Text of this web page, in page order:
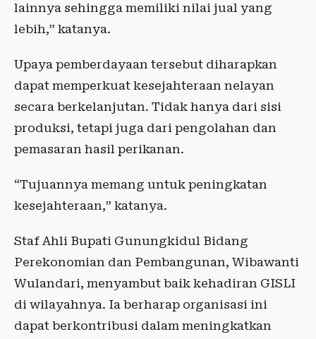
lainnya sehingga memiliki nilai jual yang
lebih,” katanya.
Upaya pemberdayaan tersebut diharapkan
dapat memperkuat kesejahteraan nelayan
secara berkelanjutan. Tidak hanya dari sisi
produksi, tetapi juga dari pengolahan dan
pemasaran hasil perikanan.
“Tujuannya memang untuk peningkatan
kesejahteraan,” katanya.
Staf Ahli Bupati Gunungkidul Bidang
Perekonomian dan Pembangunan, Wibawanti
Wulandari, menyambut baik kehadiran GISLI
di wilayahnya. Ia berharap organisasi ini
dapat berkontribusi dalam meningkatkan